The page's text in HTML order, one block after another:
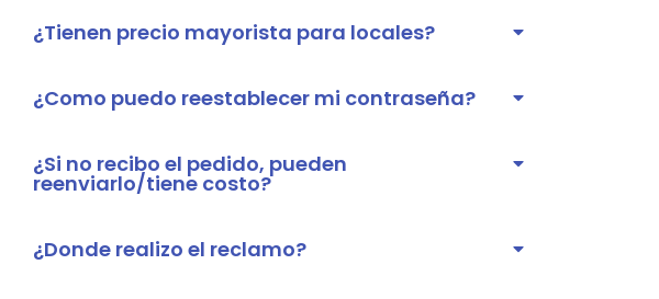
¿Tienen precio mayorista para locales?
¿Como puedo reestablecer mi contraseña?
¿Si no recibo el pedido, pueden
reenviarlo/tiene costo?
¿Donde realizo el reclamo?